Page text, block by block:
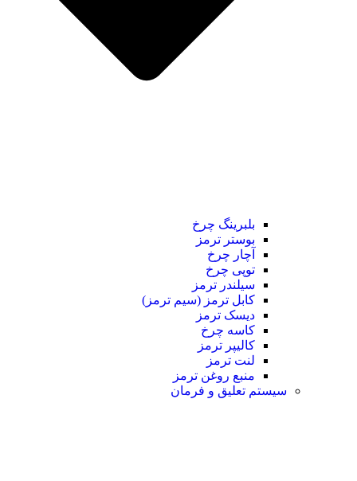
بلبرینگ چرخ
بوستر ترمز
آچار چرخ
توپی چرخ
سیلندر ترمز
کابل ترمز (سیم ترمز)
دیسک ترمز
کاسه چرخ
کالیپر ترمز
لنت ترمز
منبع روغن ترمز
سیستم تعلیق و فرمان